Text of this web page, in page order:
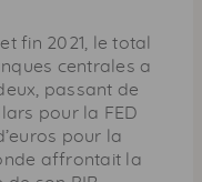
fin 2021, le total
centrales a
passant de
pour la FED
pour la
affrontait la